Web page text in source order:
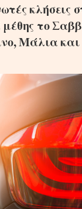
κλήσεις
το
Μάλια και